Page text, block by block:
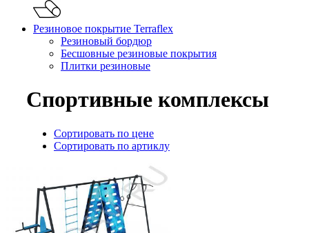
Резиновое покрытие Terraflex
Резиновый бордюр
Бесшовные резиновые покрытия
Плитки резиновые
Спортивные комплексы
Сортировать по цене
Сортировать по артиклу